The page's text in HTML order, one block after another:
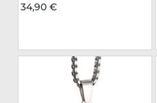
34,90 €